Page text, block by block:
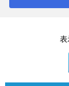
表